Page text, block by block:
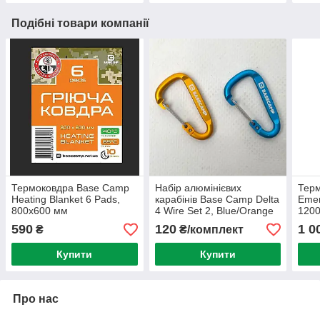
Подібні товари компанії
Термоковдра Base Camp
Heating Blanket 6 Pads,
800x600 мм
590 ₴
Купити
Набір алюмінієвих
карабінів Base Camp Delta
4 Wire Set 2, Blue/Orange
120₴/комплект
Купити
1
Про нас